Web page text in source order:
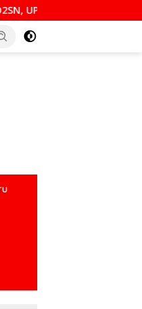
Kota Harumkan Nama